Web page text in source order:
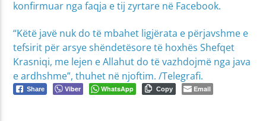
konfirmuar nga faqja e tij zyrtare në Facebook.
“Këtë javë nuk do të mbahet ligjërata e përjavshme e
tefsirit për arsye shëndetësore të hoxhës Shefqet
Krasniqi, me lejen e Allahut do të vazhdojmë nga java
e ardhshme”, thuhet në njoftim. /Telegrafi.
Share Viber WhatsApp Copy Email